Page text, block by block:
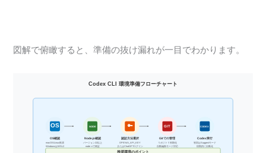
図解で俯瞰すると、準備の抜け漏れが一目でわかります。